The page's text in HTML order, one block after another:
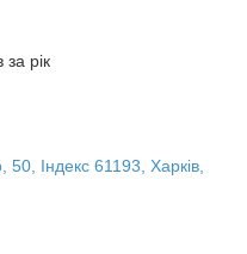
за рік
Індекс 61193, Харків,